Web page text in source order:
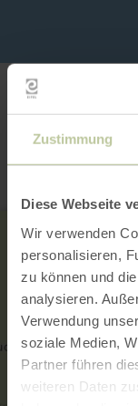
Zustimmung
Diese Webseite
Wir verwenden
personalisieren,
zu können und
analysieren.
Verwendung
soziale Medien,
Partner führen
weiteren Daten